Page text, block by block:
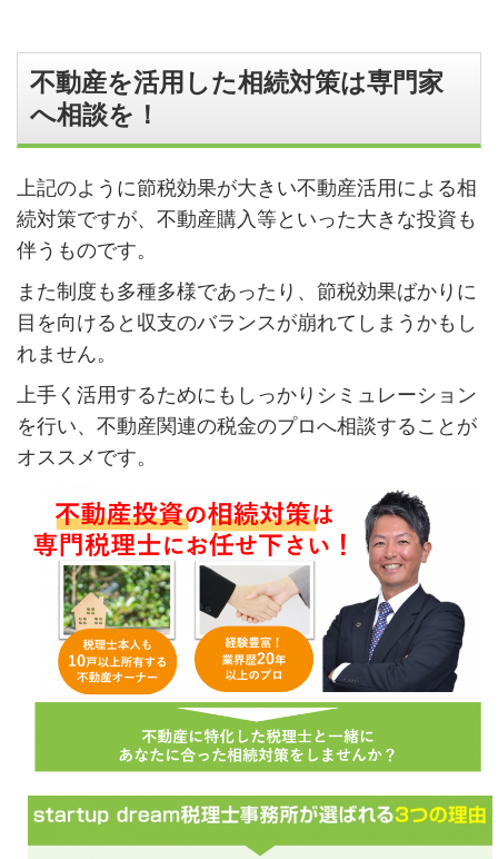
不動産を活用した相続対策は専門家
へ相談を！
上記のように節税効果が大きい不動産活用による相
続対策ですが、不動産購入等といった大きな投資も
伴うものです。
また制度も多種多様であったり、節税効果ばかりに
目を向けると収支のバランスが崩れてしまうかもし
れません。
上手く活用するためにもしっかりシミュレーション
を行い、不動産関連の税金のプロへ相談することが
オススメです。